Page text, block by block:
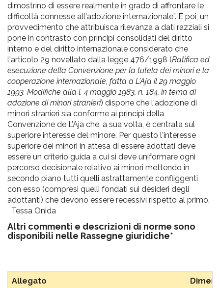
dimostrino di essere realmente in grado di affrontare le
difficoltà connesse all'adozione internazionale”. E poi, un
provvedimento che attribuisca rilevanza a dati razziali si
pone in contrasto con principi consolidati del diritto
interno e del diritto internazionale considerato che
l'articolo 29 novellato dalla legge 476/1998 (Ratifica ed
esecuzione della Convenzione per la tutela dei minori e la
cooperazione internazionale, fatta a L'Aja il 29 maggio
1993. Modifiche alla l. 4 maggio 1983, n. 184, in tema di
adozione di minori stranieri) dispone che l'adozione di
minori stranieri sia conforme ai principi della
Convenzione de L’Aja che, a sua volta, è centrata sul
superiore interesse del minore. Per questo l'interesse
superiore dei minori in attesa di essere adottati deve
essere un criterio guida a cui si deve uniformare ogni
percorso decisionale relativo ai minori mettendo in
secondo piano tutti quelli astrattamente confliggenti
con esso (compresi quelli fondati sui desideri degli
adottanti) che devono essere recessivi rispetto al primo.
Tessa Onida
Altri commenti e descrizioni di norme sono
disponibili nelle Rassegne giuridiche*
Allegato